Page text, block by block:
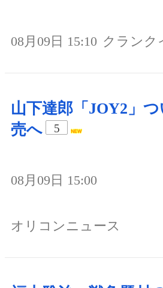
08月09日 15:10 クランク
山下達郎「JOY2」
売へ
5
08月09日 15:00
オリコンニュース